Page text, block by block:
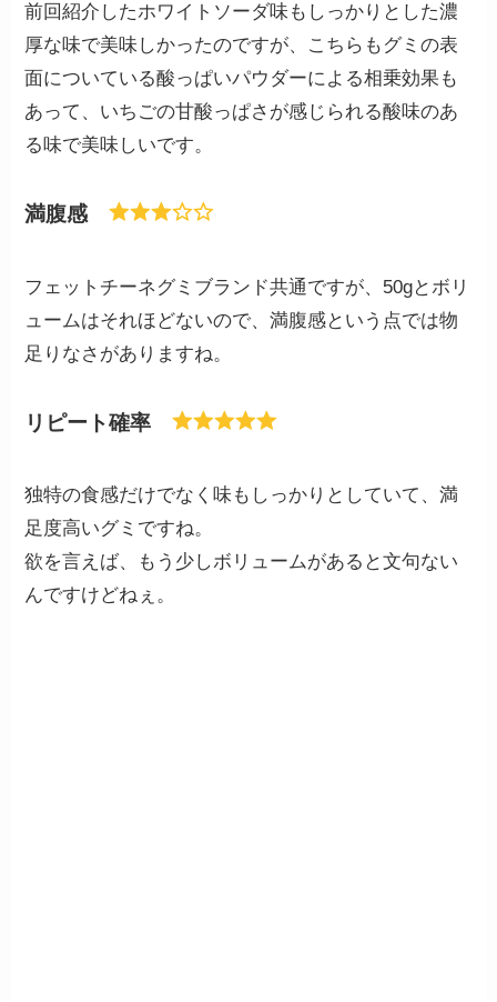
前回紹介したホワイトソーダ味もしっかりとした濃
厚な味で美味しかったのですが、こちらもグミの表
面についている酸っぱいパウダーによる相乗効果も
あって、いちごの甘酸っぱさが感じられる酸味のあ
る味で美味しいです。
満腹感
フェットチーネグミブランド共通ですが、50gとボリ
ュームはそれほどないので、満腹感という点では物
足りなさがありますね。
リピート確率
独特の食感だけでなく味もしっかりとしていて、満
足度高いグミですね。
欲を言えば、もう少しボリュームがあると文句ない
んですけどねぇ。